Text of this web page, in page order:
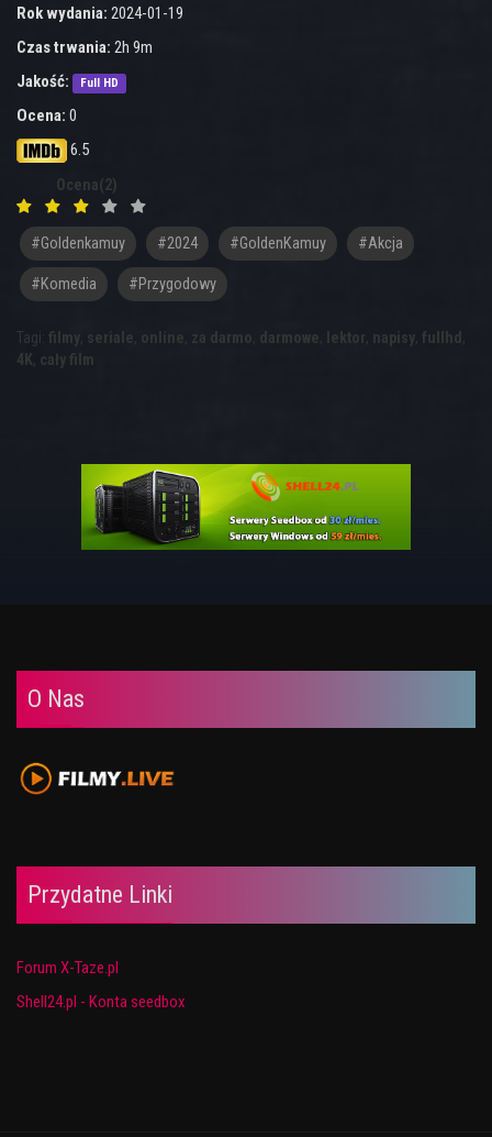
Rok wydania: 2024-01-19
Czas trwania: 2h 9m
Jakość:
Full HD
Ocena: 0
6.5
Ocena(2)
#goldenkamuy #2024 #GoldenKamuy #akcja
#komedia #przygodowy
Tagi: filmy, seriale, online, za darmo, darmowe, lektor, napisy, fullhd ,
4K, cały film
O Nas
Przydatne Linki
Forum X-Taze.pl
Shell24.pl - Konta seedbox